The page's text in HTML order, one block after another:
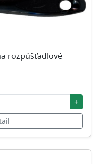
rozpúšťadlové
+